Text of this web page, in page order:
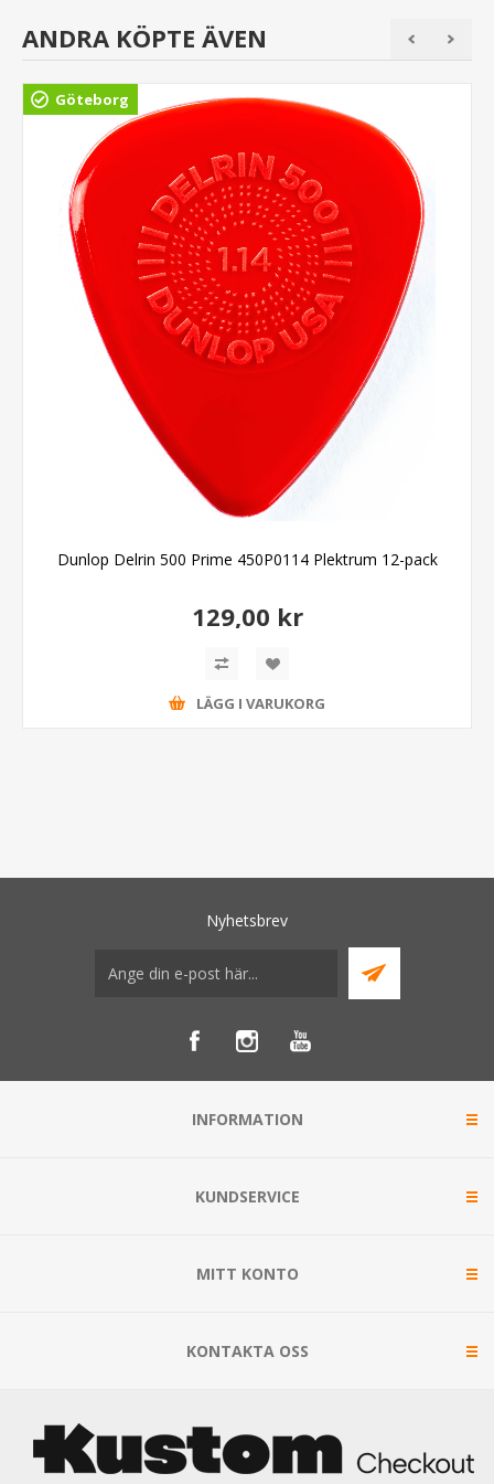
ANDRA KÖPTE ÄVEN
Göteborg
Dunlop Delrin 500 Prime 450P0114 Plektrum 12-pack
129,00 kr
LÄGG I VARUKORG
Nyhetsbrev
INFORMATION
KUNDSERVICE
MITT KONTO
KONTAKTA OSS